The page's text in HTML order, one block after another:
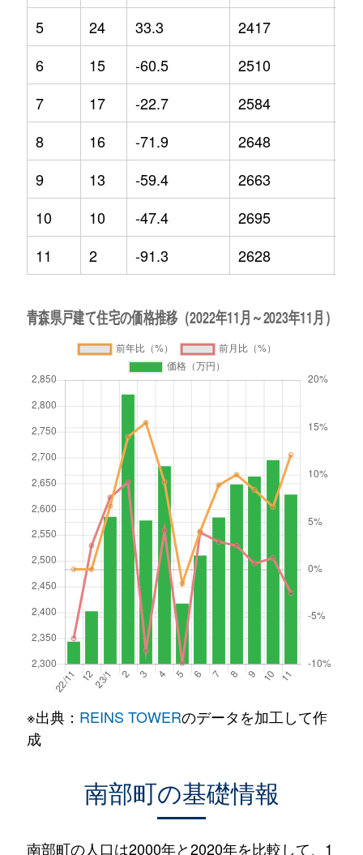
5
24 33.3 2417
6
15 -60.5 2510
7
17 -22.7 2584
8
16 -71.9 2648
9
13 -59.4 2663
10
10 -47.4 2695
11
2 -91.3 2628
※出典： REINS TOWERのデータを加工して作
成
南部町の基礎情報
南部町の人口は2000年と2020年を比較して、1